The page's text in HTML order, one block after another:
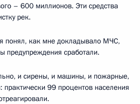
– 600 миллионов. Эти средства
рек.
понял, как мне докладывало МЧС,
предупреждения сработали.
и сирены, и машины, и пожарные,
практически 99 процентов населения